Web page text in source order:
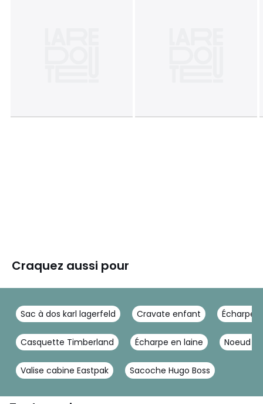
Craquez aussi pour
Sac à dos karl lagerfeld Cravate enfant Écharpe
Casquette Timberland Écharpe en laine Noeud
Valise cabine Eastpak Sacoche Hugo Boss